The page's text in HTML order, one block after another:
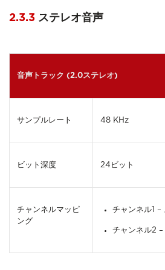
2.3.3 ステレオ音声
音声トラック (2.0ステレオ)
サンプルレート 48 KHz
ビット深度 24ビット
チャンネルマッピ
ング
チャンネル1 –
チャンネル2